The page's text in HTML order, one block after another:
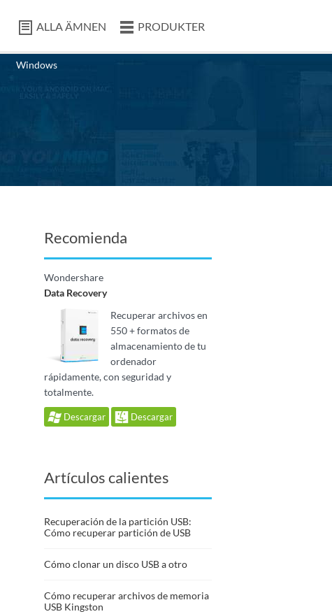
ALLA ÄMNEN PRODUKTER
Windows
Recomienda
Wondershare
Data Recovery
Recuperar archivos en
550 + formatos de
almacenamiento de tu
ordenador
rápidamente, con seguridad y
totalmente.
Descargar Descargar
Artículos calientes
Recuperación de la partición USB:
Cómo recuperar partición de USB
Cómo clonar un disco USB a otro
Cómo recuperar archivos de memoria
USB Kingston